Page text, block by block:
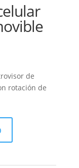
de
rotación de